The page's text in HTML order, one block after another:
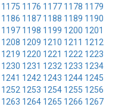
1175 1176 1177 1178 1179
1186 1187 1188 1189 1190
1197 1198 1199 1200 1201
1208 1209 1210 1211 1212
1219 1220 1221 1222 1223
1230 1231 1232 1233 1234
1241 1242 1243 1244 1245
1252 1253 1254 1255 1256
1263 1264 1265 1266 1267